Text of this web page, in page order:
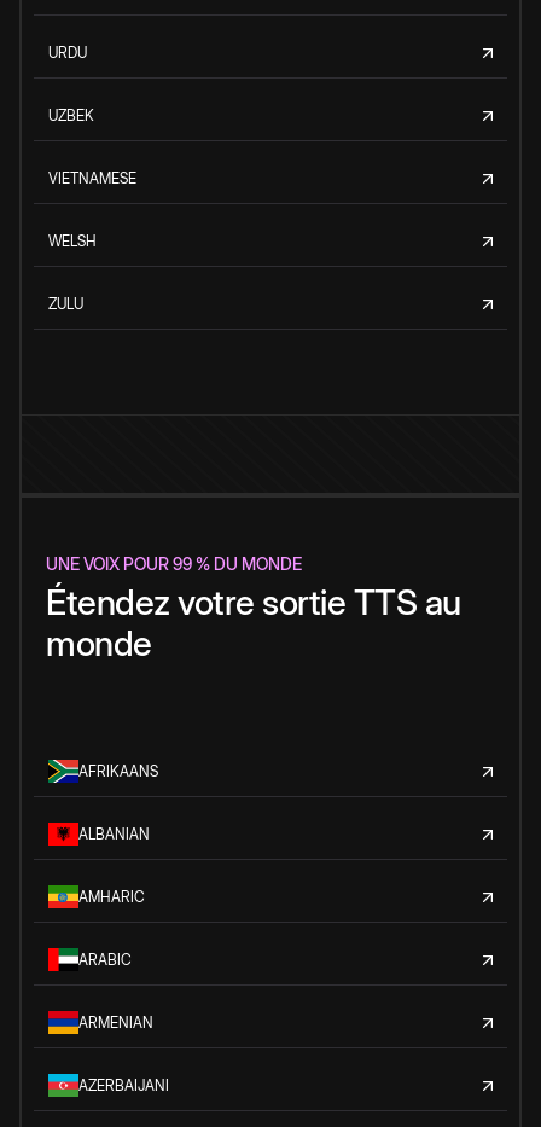
URDU
UZBEK
VIETNAMESE
WELSH
ZULU
UNE VOIX POUR 99 % DU MONDE
Étendez votre sortie TTS au
monde
AFRIKAANS
ALBANIAN
AMHARIC
ARABIC
ARMENIAN
AZERBAIJANI